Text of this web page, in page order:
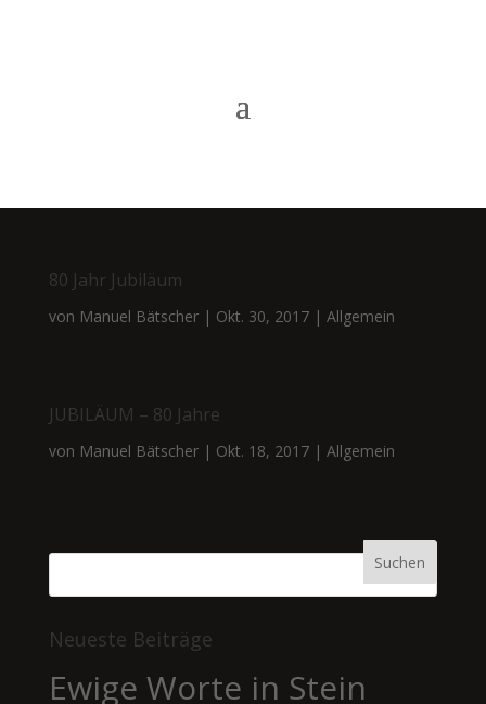
80 Jahr Jubiläum
von Manuel Bätscher| Okt. 30, 2017| Allgemein
JUBILÄUM – 80 Jahre
von Manuel Bätscher| Okt. 18, 2017| Allgemein
Neueste Beiträge
Ewige Worte in Stein